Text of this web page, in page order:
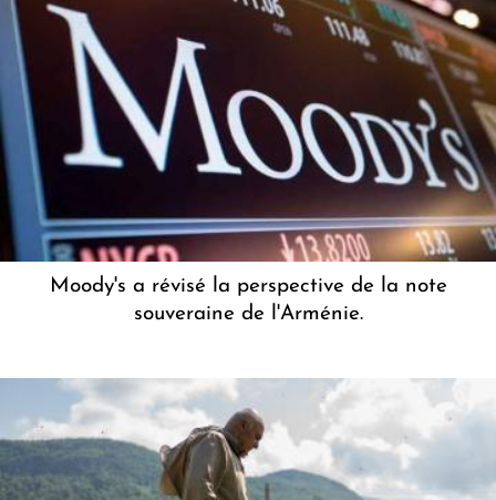
Moody's a révisé la perspective de la note
souveraine de l'Arménie.